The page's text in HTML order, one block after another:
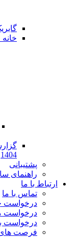
خانه
1404
پشتیبانی
راهنمای
ارتباط با ما
تماس با ما
در‌خواست
درخواست
درخواست
فرصت